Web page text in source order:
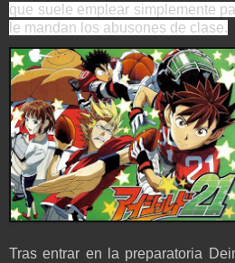
que suele emplear simplemente
le mandan los abusones de clase.
Tras entrar en la preparatoria